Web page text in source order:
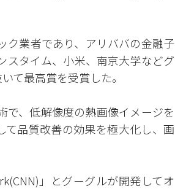
ク業者であり、アリババの金融子
スタイム、小米、南京大学などグ
て最高賞を受賞した。
で、低解像度の熱画像イメージを
品質改善の効果を極大化し、画
」とグーグルが開発してオ